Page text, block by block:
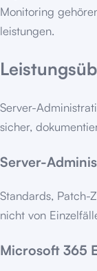
Monitoring
leistungen.
Server-
sicher,
Server-
Standards, Patch-
nicht von
Microsoft 365